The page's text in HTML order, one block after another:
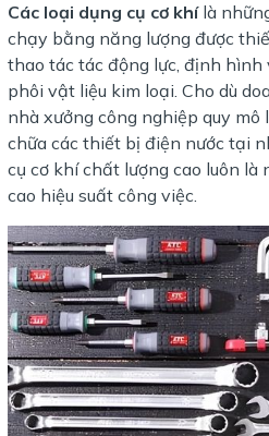
Các loại dụng cụ cơ khí là
chạy bằng năng lượng được
thao tác tác động lực, định
phôi vật liệu kim loại. Cho dù
nhà xưởng công nghiệp quy mô
chữa các thiết bị điện nước tại
cụ cơ khí chất lượng cao luôn là
cao hiệu suất công việc.